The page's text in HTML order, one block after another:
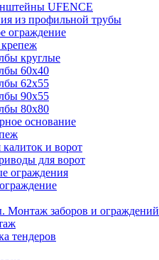
UFENCE
из профильной трубы
ограждение
круглые
60х40
62х55
90х55
80х80
основание
и ворот
для ворот
ограждения
Монтаж заборов и ограждений
тендеров